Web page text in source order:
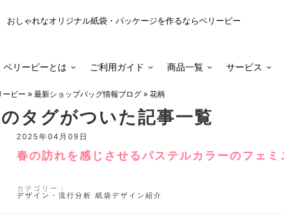
おしゃれなオリジナル紙袋・パッケージを作るならベリービー
ベリービーとは ご利用ガイド 商品一覧 サービス
ービー » 最新ショップバッグ情報ブログ » 花柄
のタグがついた記事一覧
春の訪れを感じさせるパステルカラーのフェミ
2025年04月09日
カテゴリー：
デザイン・流行分析
紙袋デザイン紹介